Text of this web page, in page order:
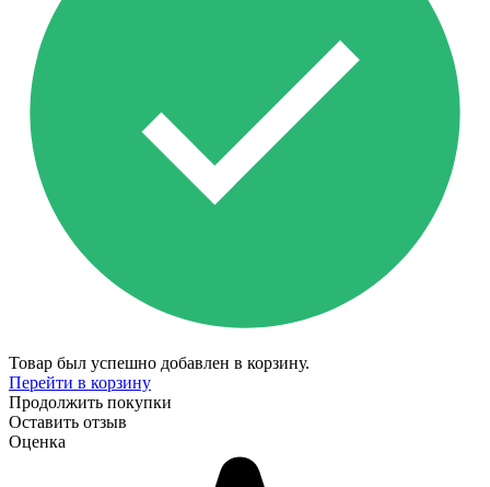
Товар был успешно добавлен в корзину.
Перейти в корзину
Продолжить покупки
Оставить отзыв
Оценка